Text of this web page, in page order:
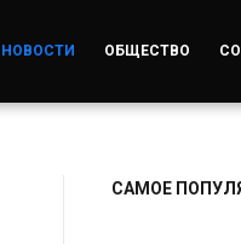
НОВОСТИ ОБЩЕСТВО
САМОЕ